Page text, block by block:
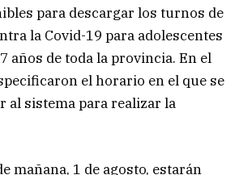
para descargar los turnos de
la Covid-19 para adolescentes
años de toda la provincia. En el
el horario en el que se
al sistema para realizar la
mañana, 1 de agosto, estarán